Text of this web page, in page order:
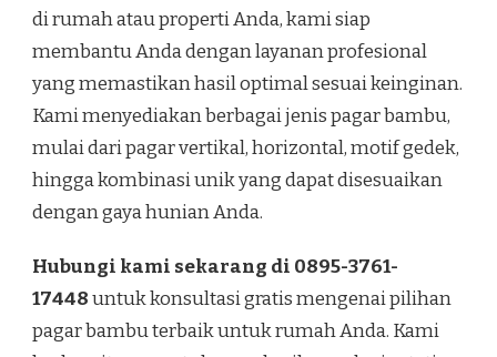
di rumah atau properti Anda, kami siap
membantu Anda dengan layanan profesional
yang memastikan hasil optimal sesuai keinginan.
Kami menyediakan berbagai jenis pagar bambu,
mulai dari pagar vertikal, horizontal, motif gedek,
hingga kombinasi unik yang dapat disesuaikan
dengan gaya hunian Anda.
Hubungi kami sekarang di 0895-3761-
17448untuk konsultasi gratis mengenai pilihan
pagar bambu terbaik untuk rumah Anda. Kami